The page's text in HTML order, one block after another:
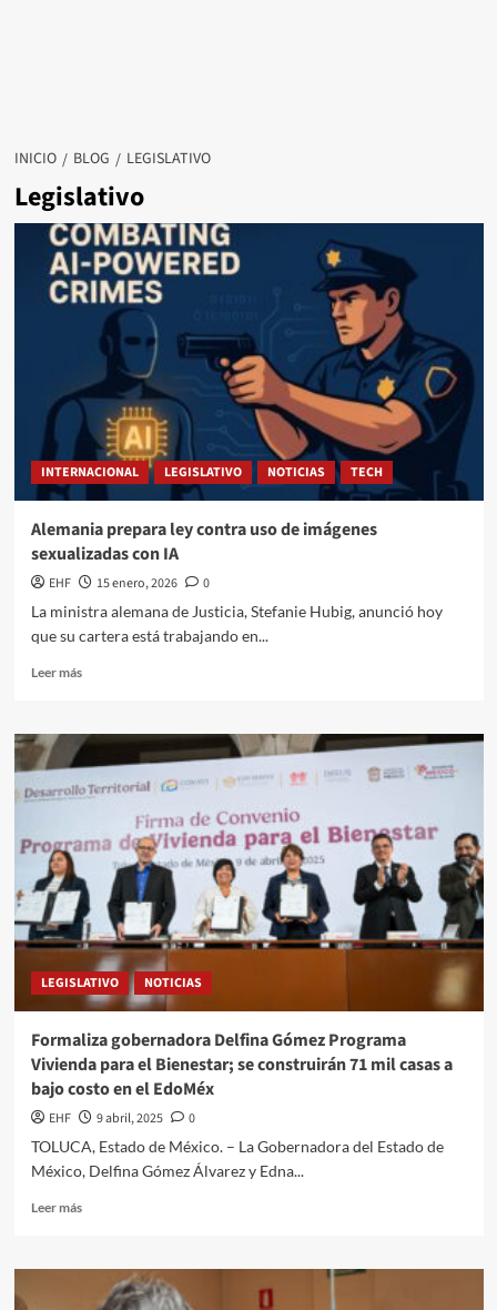
INICIO BLOG LEGISLATIVO
Legislativo
INTERNACIONAL LEGISLATIVO NOTICIAS TECH
Alemania prepara ley contra uso de imágenes
sexualizadas con IA
EHF 15 enero, 2026
0
La ministra alemana de Justicia, Stefanie Hubig, anunció hoy
que su cartera está trabajando en...
Leer más
LEGISLATIVO NOTICIAS
Formaliza gobernadora Delfina Gómez Programa
Vivienda para el Bienestar; se construirán 71 mil casas a
bajo costo en el EdoMéx
EHF 9 abril, 2025
0
TOLUCA, Estado de México. – La Gobernadora del Estado de
México, Delfina Gómez Álvarez y Edna...
Leer más